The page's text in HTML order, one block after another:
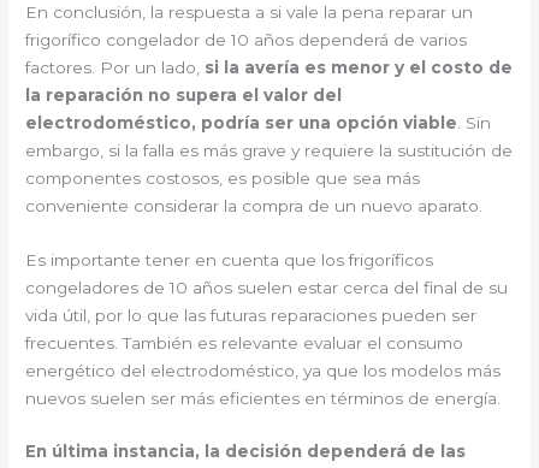
En conclusión, la respuesta a si vale la pena reparar un
frigorífico congelador de 10 años dependerá de varios
factores. Por un lado, si la avería es menor y el costo de
la reparación no supera el valor del
electrodoméstico, podría ser una opción viable . Sin
embargo, si la falla es más grave y requiere la sustitución de
componentes costosos, es posible que sea más
conveniente considerar la compra de un nuevo aparato.
Es importante tener en cuenta que los frigoríficos
congeladores de 10 años suelen estar cerca del final de su
vida útil, por lo que las futuras reparaciones pueden ser
frecuentes. También es relevante evaluar el consumo
energético del electrodoméstico, ya que los modelos más
nuevos suelen ser más eficientes en términos de energía.
En última instancia, la decisión dependerá de las